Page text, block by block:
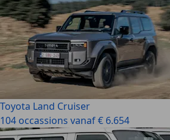
Toyota Land Cruiser
104 occassions vanaf € 6.654